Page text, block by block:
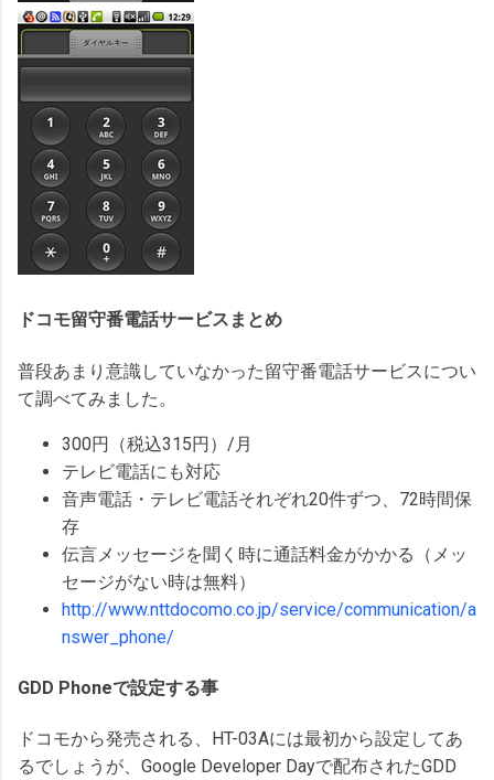
ドコモ留守番電話サービスまとめ
普段あまり意識していなかった留守番電話サービスについ
て調べてみました。
300円（税込315円）/月
テレビ電話にも対応
音声電話・テレビ電話それぞれ20件ずつ、72時間保
存
伝言メッセージを聞く時に通話料金がかかる（メッ
セージがない時は無料）
http://www.nttdocomo.co.jp/service/communication/a
nswer_phone/
GDD Phoneで設定する事
ドコモから発売される、HT-03Aには最初から設定してあ
るでしょうが、Google Developer Dayで配布されたGDD